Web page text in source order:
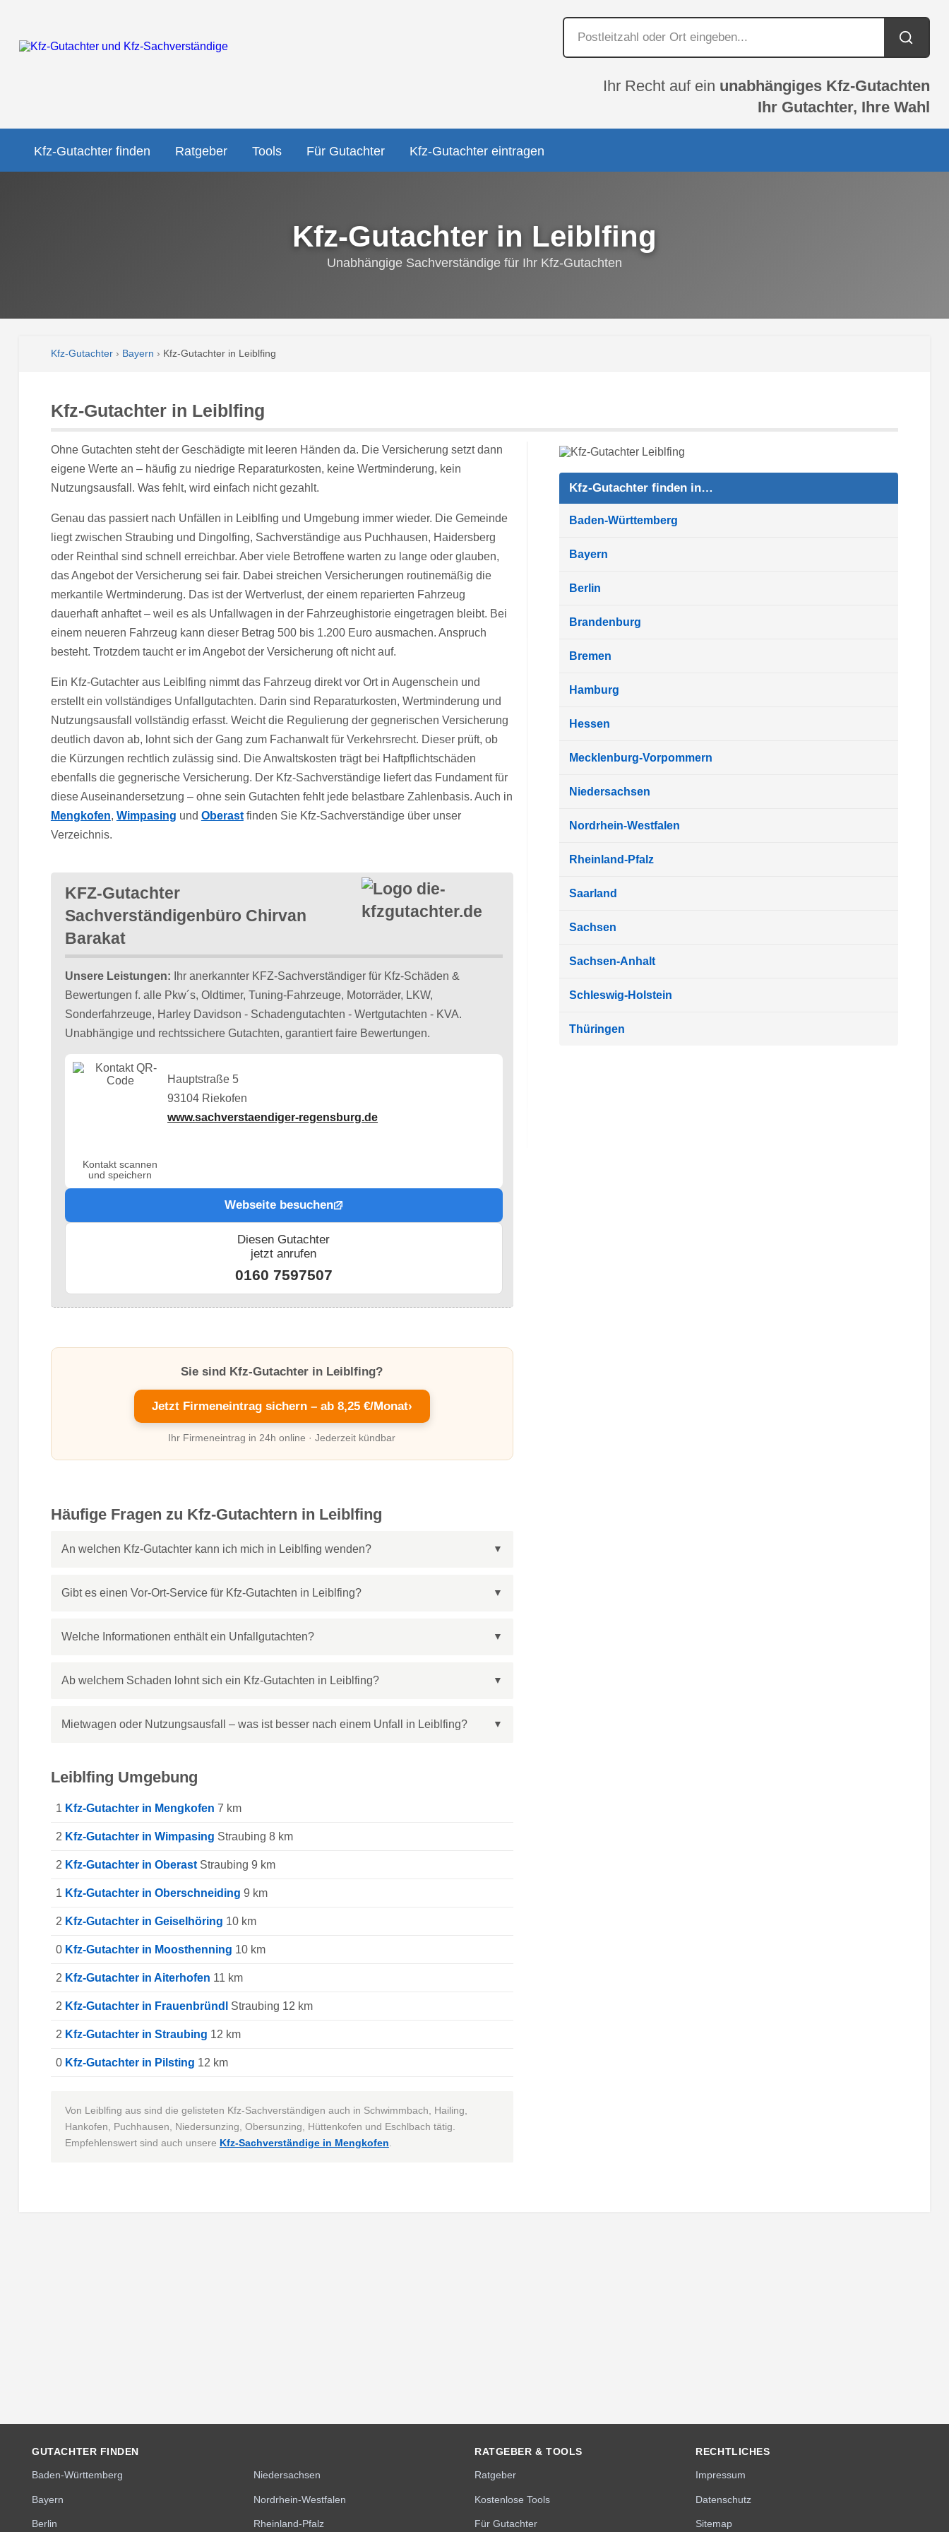
Ihr Recht auf ein unabhängiges Kfz-Gutachten
Ihr Gutachter, Ihre Wahl
Kfz-Gutachter finden Ratgeber Tools Für Gutachter Kfz-Gutachter eintragen
Kfz-Gutachter in Leiblfing
Unabhängige Sachverständige für Ihr Kfz-Gutachten
Kfz-Gutachter› Bayern › Kfz-Gutachter in Leiblfing
Kfz-Gutachter in Leiblfing
Ohne Gutachten steht der Geschädigte mit leeren Händen da. Die Versicherung setzt dann
eigene Werte an – häufig zu niedrige Reparaturkosten, keine Wertminderung, kein
Nutzungsausfall. Was fehlt, wird einfach nicht gezahlt.
Genau das passiert nach Unfällen in Leiblfing und Umgebung immer wieder. Die Gemeinde
liegt zwischen Straubing und Dingolfing, Sachverständige aus Puchhausen, Haidersberg
oder Reinthal sind schnell erreichbar. Aber viele Betroffene warten zu lange oder glauben,
das Angebot der Versicherung sei fair. Dabei streichen Versicherungen routinemäßig die
merkantile Wertminderung. Das ist der Wertverlust, der einem reparierten Fahrzeug
dauerhaft anhaftet – weil es als Unfallwagen in der Fahrzeughistorie eingetragen bleibt. Bei
einem neueren Fahrzeug kann dieser Betrag 500 bis 1.200 Euro ausmachen. Anspruch
besteht. Trotzdem taucht er im Angebot der Versicherung oft nicht auf.
Ein Kfz-Gutachter aus Leiblfing nimmt das Fahrzeug direkt vor Ort in Augenschein und
erstellt ein vollständiges Unfallgutachten. Darin sind Reparaturkosten, Wertminderung und
Nutzungsausfall vollständig erfasst. Weicht die Regulierung der gegnerischen Versicherung
deutlich davon ab, lohnt sich der Gang zum Fachanwalt für Verkehrsrecht. Dieser prüft, ob
die Kürzungen rechtlich zulässig sind. Die Anwaltskosten trägt bei Haftpflichtschäden
ebenfalls die gegnerische Versicherung. Der Kfz-Sachverständige liefert das Fundament für
diese Auseinandersetzung – ohne sein Gutachten fehlt jede belastbare Zahlenbasis. Auch in
Mengkofen, Wimpasing und Oberastfinden Sie Kfz-Sachverständige über unser
Verzeichnis.
KFZ-Gutachter
Sachverständigenbüro Chirvan
Barakat
Unsere Leistungen: Ihr anerkannter KFZ-Sachverständiger für Kfz-Schäden &
Bewertungen f. alle Pkw´s, Oldtimer, Tuning-Fahrzeuge, Motorräder, LKW,
Sonderfahrzeuge, Harley Davidson - Schadengutachten - Wertgutachten - KVA.
Unabhängige und rechtssichere Gutachten, garantiert faire Bewertungen.
Kontakt scannen
und speichern
Hauptstraße 5
93104 Riekofen
www.sachverstaendiger-regensburg.de
Webseite besuchen
Diesen Gutachter
jetzt anrufen
0160 7597507
Sie sind Kfz-Gutachter in Leiblfing?
Jetzt Firmeneintrag sichern – ab 8,25 €/Monat›
Ihr Firmeneintrag in 24h online · Jederzeit kündbar
Häufige Fragen zu Kfz-Gutachtern in Leiblfing
An welchen Kfz-Gutachter kann ich mich in Leiblfing wenden?
Gibt es einen Vor-Ort-Service für Kfz-Gutachten in Leiblfing?
Welche Informationen enthält ein Unfallgutachten?
Ab welchem Schaden lohnt sich ein Kfz-Gutachten in Leiblfing?
Mietwagen oder Nutzungsausfall – was ist besser nach einem Unfall in Leiblfing?
Leiblfing Umgebung
1 Kfz-Gutachter in Mengkofen 7 km
2 Kfz-Gutachter in Wimpasing Straubing 8 km
2 Kfz-Gutachter in OberastStraubing 9 km
1 Kfz-Gutachter in Oberschneiding 9 km
2 Kfz-Gutachter in Geiselhöring 10 km
0 Kfz-Gutachter in Moosthenning 10 km
2 Kfz-Gutachter in Aiterhofen 11 km
2 Kfz-Gutachter in Frauenbründl Straubing 12 km
2 Kfz-Gutachter in Straubing 12 km
0 Kfz-Gutachter in Pilsting 12 km
Von Leiblfing aus sind die gelisteten Kfz-Sachverständigen auch in Schwimmbach, Hailing,
Hankofen, Puchhausen, Niedersunzing, Obersunzing, Hüttenkofen und Eschlbach tätig.
Empfehlenswert sind auch unsere Kfz-Sachverständige in Mengkofen
Kfz-Gutachter finden in…
Baden-Württemberg
Bayern
Berlin
Brandenburg
Bremen
Hamburg
Hessen
Mecklenburg-Vorpommern
Niedersachsen
Nordrhein-Westfalen
Rheinland-Pfalz
Saarland
Sachsen
Sachsen-Anhalt
Schleswig-Holstein
Thüringen
GUTACHTER FINDEN
Baden-Württemberg
Bayern
Berlin
Niedersachsen
Nordrhein-Westfalen
Rheinland-Pfalz
RATGEBER & TOOLS
Ratgeber
Kostenlose Tools
Für Gutachter
RECHTLICHES
Impressum
Datenschutz
Sitemap